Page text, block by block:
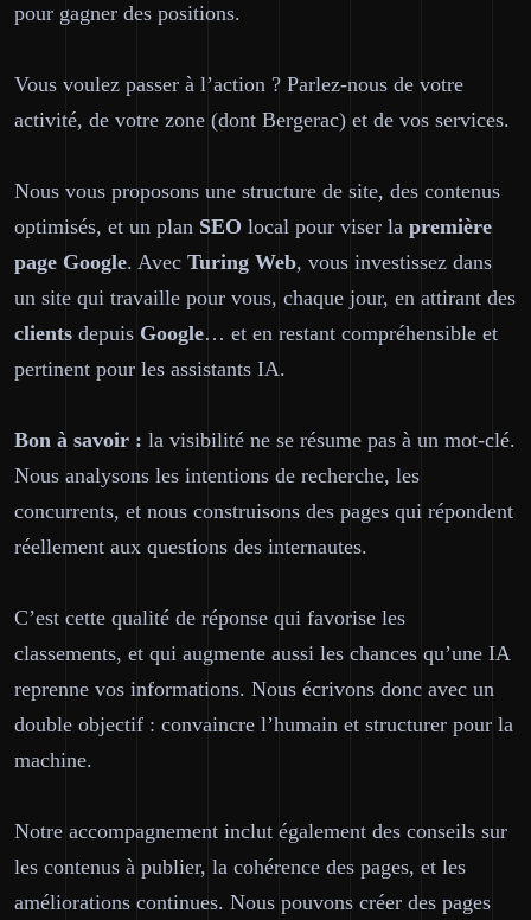
pour gagner des positions.
Vous voulez passer à l’action ? Parlez-nous de votre
activité, de votre zone (dont Bergerac) et de vos services.
Nous vous proposons une structure de site, des contenus
optimisés, et un plan SEO local pour viser la première
page Google. Avec Turing Web, vous investissez dans
un site qui travaille pour vous, chaque jour, en attirant des
clients depuis Google… et en restant compréhensible et
pertinent pour les assistants IA.
Bon à savoir : la visibilité ne se résume pas à un mot-clé.
Nous analysons les intentions de recherche, les
concurrents, et nous construisons des pages qui répondent
réellement aux questions des internautes.
C’est cette qualité de réponse qui favorise les
classements, et qui augmente aussi les chances qu’une IA
reprenne vos informations. Nous écrivons donc avec un
double objectif : convaincre l’humain et structurer pour la
machine.
Notre accompagnement inclut également des conseils sur
les contenus à publier, la cohérence des pages, et les
améliorations continues. Nous pouvons créer des pages